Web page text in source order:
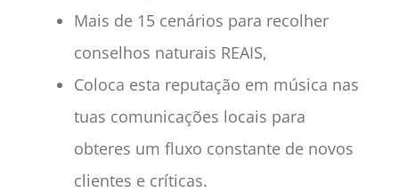
Mais de 15 cenários para recolher
conselhos naturais REAIS,
Coloca esta reputação em música nas
tuas comunicações locais para
obteres um fluxo constante de novos
clientes e críticas.